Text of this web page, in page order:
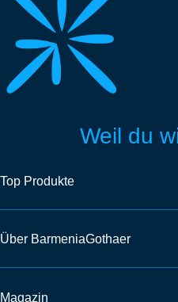
Weil du
Top Produkte
Über BarmeniaGothaer
Magazin